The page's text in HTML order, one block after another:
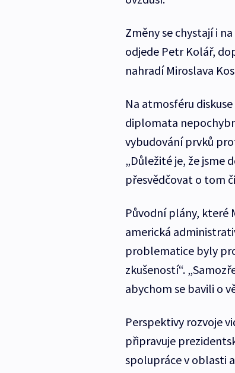
Změny se chystají i
odjede Petr Kolář,
nahradí Miroslava
Na atmosféru
diplomata
vybudování prvků
„Důležité je, že jsme
přesvědčovat o tom
Původní plány, které
americká
problematice byly
zkušeností“.
abychom se bavili o
Perspektivy rozvoje
připravuje
spolupráce v oblasti